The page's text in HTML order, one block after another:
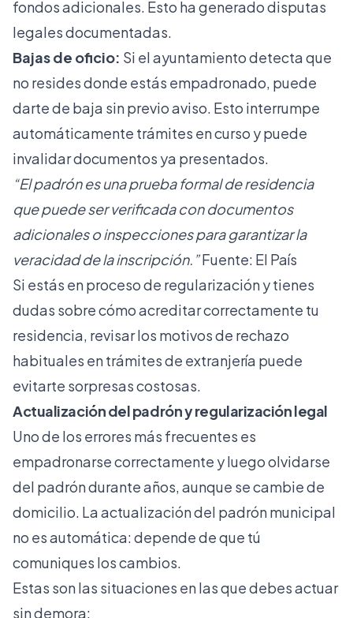
fondos adicionales. Esto ha generado disputas
legales documentadas.
Bajas de oficio: Si el ayuntamiento detecta que
no resides donde estás empadronado, puede
darte de baja sin previo aviso. Esto interrumpe
automáticamente trámites en curso y puede
invalidar documentos ya presentados.
“El padrón es una prueba formal de residencia
que puede ser verificada con documentos
adicionales o inspecciones para garantizar la
veracidad de la inscripción.”Fuente: El País
Si estás en proceso de regularización y tienes
dudas sobre cómo acreditar correctamente tu
residencia, revisar los motivos de rechazo
habituales en trámites de extranjería puede
evitarte sorpresas costosas.
Actualización del padrón y regularización legal
Uno de los errores más frecuentes es
empadronarse correctamente y luego olvidarse
del padrón durante años, aunque se cambie de
domicilio. La actualización del padrón municipal
no es automática: depende de que tú
comuniques los cambios.
Estas son las situaciones en las que debes actuar
sin demora: